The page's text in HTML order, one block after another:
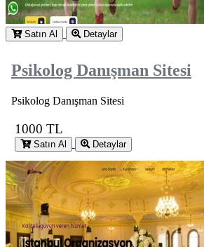
Satın Al Detaylar
Psikolog Danışman Sitesi
Psikolog Danışman Sitesi
1000 TL
Satın Al Detaylar